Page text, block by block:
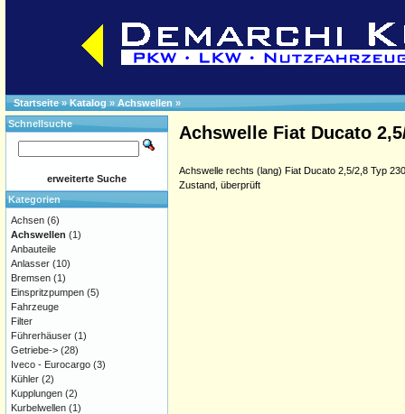
Startseite»Katalog » Achswellen »
Achswelle Fiat Ducato
Achswelle rechts (lang) Fiat Ducato 2,5/2,8 Typ
Zustand, überprüft
Schnellsuche
erweiterte Suche
Kategorien
Achsen (6)
Achswellen (1)
Anbauteile
Anlasser (10)
Bremsen (1)
Einspritzpumpen (5)
Fahrzeuge
Filter
Führerhäuser (1)
Getriebe-> (28)
Iveco - Eurocargo (3)
Kühler (2)
Kupplungen (2)
Kurbelwellen (1)